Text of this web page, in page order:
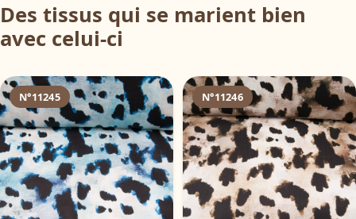
Des tissus qui se marient bien
avec celui-ci
N°11245 N°11246